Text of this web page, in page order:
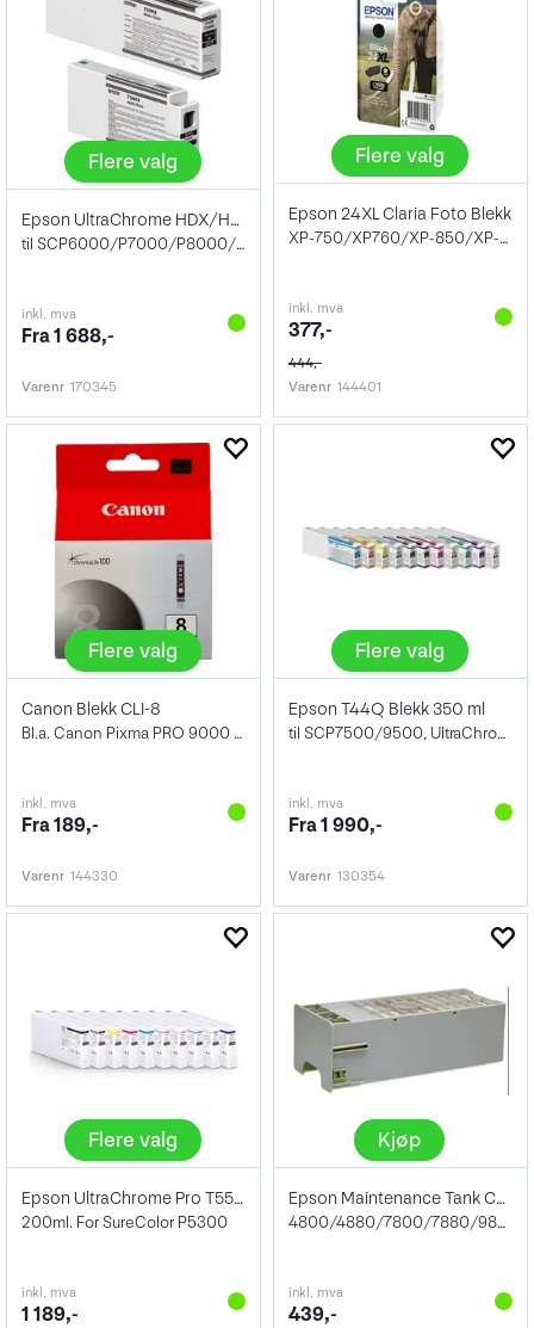
Flere valg
Epson UltraChrome HDX/HD Blekk
til SCP6000/P7000/P8000/P9000
inkl. mva
Fra 1 688,-
Varenr 170345
Flere valg
Epson 24XL Claria Foto Blekk
XP-750/XP760/XP-850/XP-950
inkl. mva
377,-
444,-
Varenr 144401
Flere valg
Canon Blekk CLI-8
Bl.a. Canon Pixma PRO 9000 MK II
inkl. mva
Fra 189,-
Varenr 144330
Flere valg
Epson T44Q Blekk 350 ml
til SCP7500/9500, UltraChrome ink
inkl. mva
Fra 1 990,-
Varenr 130354
Flere valg
Epson UltraChrome Pro T55WD
200ml. For SureColor P5300
inkl. mva
1 189,-
Kjøp
Epson Maintenance Tank C890191
4800/4880/7800/7880/9880/7900/9900/7890
inkl. mva
439,-